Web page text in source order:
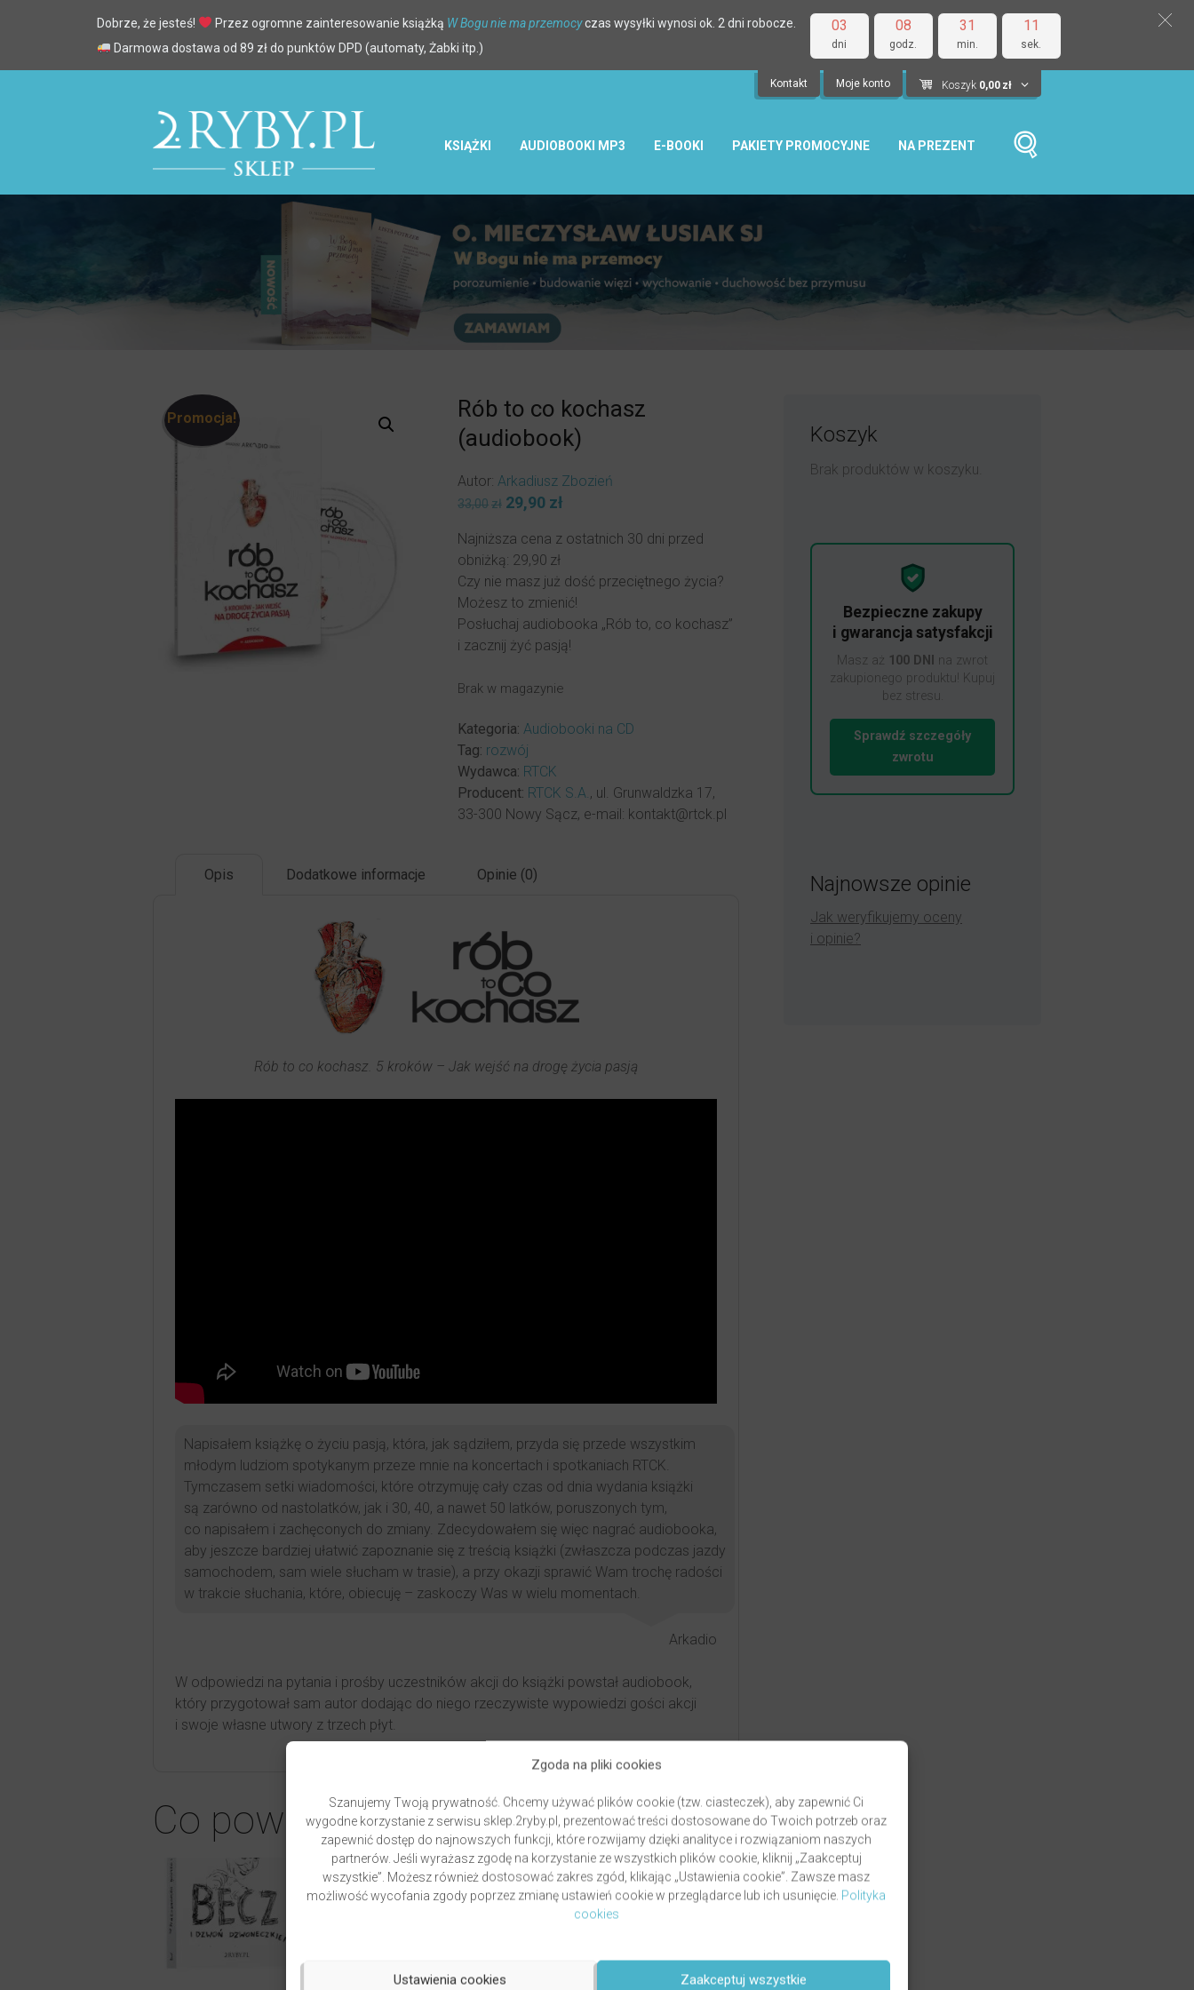
Zgoda na pliki cookies
Szanujemy Twoją prywatność. Chcemy używać plików cookie (tzw. ciasteczek), aby zapewnić Ci
wygodne korzystanie z serwisu sklep.2ryby.pl, prezentować treści dostosowane do Twoich potrzeb oraz
zapewnić dostęp do najnowszych funkcji, które rozwijamy dzięki analityce i rozwiązaniom naszych
partnerów. Jeśli wyrażasz zgodę na korzystanie ze wszystkich plików cookie, kliknij „Zaakceptuj
wszystkie”. Możesz również dostosować zakres zgód, klikając „Ustawienia cookie”. Zawsze masz
możliwość wycofania zgody poprzez zmianę ustawień cookie w przeglądarce lub ich usunięcie. Polityka
cookies
Zaakceptuj wszystkie
Ustawienia cookies
03
dni
08
godz.
31
min.
10
sek.
Dobrze, że jesteś! Przez ogromne zainteresowanie książką W Bogu nie ma przemocyczas wysyłki wynosi ok. 2 dni robocze.
Darmowa dostawa od 89 zł do punktów DPD (automaty, Żabki itp.)
Kontakt Moje konto Koszyk 0,00 zł
KSIĄŻKI AUDIOBOOKI MP3 E-BOOKI PAKIETY PROMOCYJNE NA PREZENT
Promocja!
Rób to co kochasz
(audiobook)
Autor: Arkadiusz Zbozień
33,00zł Pierwotna
wynosiła:
33,00zł.
29,90 złAktualna
wynosi:
Najniższa cena z ostatnich 30 dni przed
obniżką: 29,90 zł
Czy nie masz już dość przeciętnego życia?
Możesz to zmienić!
Posłuchaj audiobooka „Rób to, co kochasz”
i zacznij żyć pasją!
Brak w magazynie
Kategoria: Audiobooki na CD
Tag: rozwój
Wydawca: RTCK
Producent: RTCK S.A. , ul. Grunwaldzka 17,
33-300 Nowy Sącz, e-mail: kontakt@rtck.pl
Opis Dodatkowe informacje Opinie (0)
Rób to co kochasz. 5 kroków – Jak wejść na drogę życia pasją
Napisałem książkę o życiu pasją, która, jak sądziłem, przyda się przede wszystkim
młodym ludziom spotykanym przeze mnie na koncertach i spotkaniach RTCK.
Tymczasem setki wiadomości, które otrzymuję cały czas od dnia wydania książki
są zarówno od nastolatków, jak i 30, 40, a nawet 50 latków, poruszonych tym,
co napisałem i zachęconych do zmiany. Zdecydowałem się więc nagrać audiobooka,
aby jeszcze bardziej ułatwić zapoznanie się z treścią książki (zwłaszcza podczas jazdy
samochodem, sam wiele słucham w trasie), a przy okazji sprawić Wam trochę radości
w trakcie słuchania, które, obiecuję – zaskoczy Was w wielu momentach.
Arkadio
W odpowiedzi na pytania i prośby uczestników akcji do książki powstał audiobook,
który przygotował sam autor dodając do niego rzeczywiste wypowiedzi gości akcji
i swoje własne utwory z trzech płyt.
Co powiesz na to…
Koszyk
Brak produktów w koszyku.
Bezpieczne zakupy
i gwarancja satysfakcji
Masz aż 100 DNI
na zwrot
zakupionego produktu! Kupuj
bez stresu.
Sprawdź szczegóły
zwrotu
Najnowsze opinie
Jak weryfikujemy oceny
i opinie?